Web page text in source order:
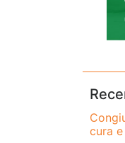
cura